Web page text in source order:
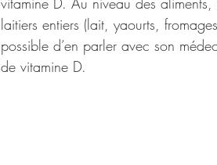
laitiers entiers (lait, yaourts,
possible d’en parler avec son
de vitamine D.